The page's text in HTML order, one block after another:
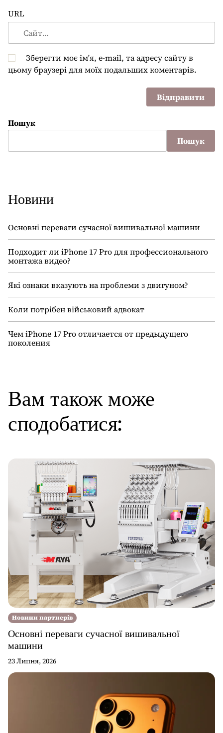
URL
Зберегти моє ім'я, e-mail, та адресу сайту в
цьому браузері для моїх подальших коментарів.
Пошук
Пошук
Новини
Основні переваги сучасної вишивальної машини
Подходит ли iPhone 17 Pro для профессионального
монтажа видео?
Які ознаки вказують на проблеми з двигуном?
Коли потрібен військовий адвокат
Чем iPhone 17 Pro отличается от предыдущего
поколения
Вам також може
сподобатися:
Новини партнерів
Основні переваги сучасної вишивальної
машини
23 Липня, 2026